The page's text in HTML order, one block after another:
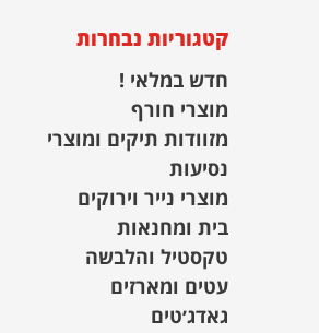
קטגוריות נבחרות
חדש במלאי !
מוצרי חורף
מזוודות תיקים ומוצרי
נסיעות
מוצרי נייר וירוקים
בית ומחנאות
טקסטיל והלבשה
עטים ומארזים
גאדג׳טים